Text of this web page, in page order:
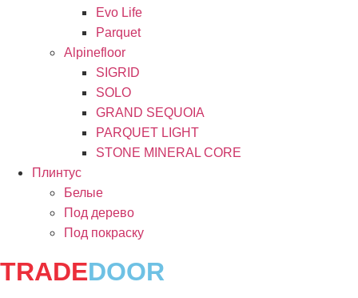
Evo Life
Parquet
Alpinefloor
SIGRID
SOLO
GRAND SEQUOIA
PARQUET LIGHT
STONE MINERAL CORE
Плинтус
Белые
Под дерево
Под покраску
TRADEDOOR